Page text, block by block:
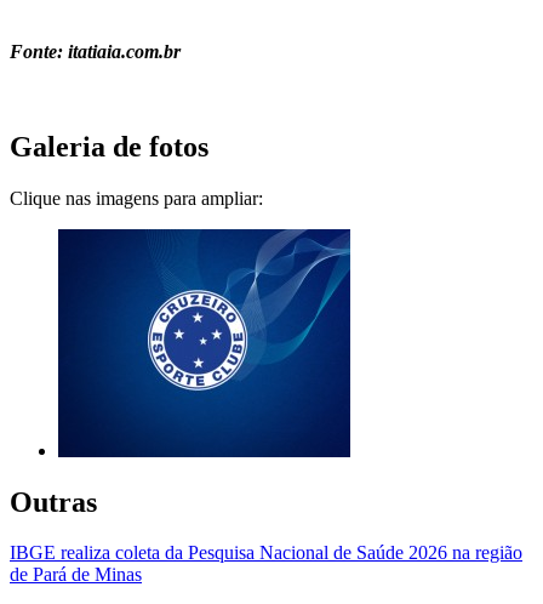
Fonte: itatiaia.com.br
Galeria de fotos
Clique nas imagens para ampliar:
Outras
IBGE realiza coleta da Pesquisa Nacional de Saúde 2026 na região
de Pará de Minas